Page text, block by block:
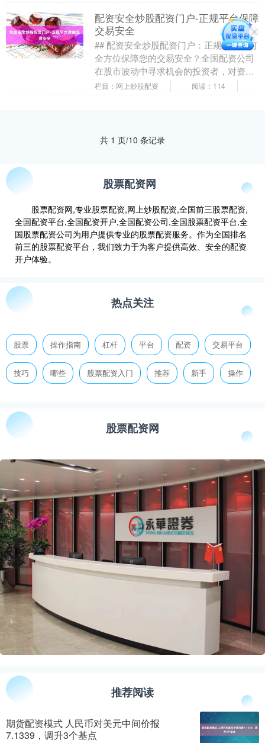
配资安全炒股配资门户-正规平台保障
交易安全
## 配资安全炒股配资门户：正规平台如何
全方位保障您的交易安全？全国配资公司
在股市波动中寻求机会的投资者，对资金
杠杆的需求日益增长，炒股配资作为一种
栏目：网上炒股配资 阅读：114
共 1 页/10 条记录
股票配资网
股票配资网,专业股票配资,网上炒股配资,全国前三股票配资,
全国配资平台,全国配资开户,全国配资公司,全国股票配资平台,全
国股票配资公司为用户提供专业的股票配资服务。作为全国排名
前三的股票配资平台，我们致力于为客户提供高效、安全的配资
开户体验。
热点关注
股票 操作指南 杠杆 平台 配资 交易平台
技巧 哪些 股票配资入门 推荐 新手 操作
股票配资网
推荐阅读
期货配资模式 人民币对美元中间价报
7.1339，调升3个基点